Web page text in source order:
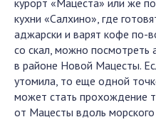
курорт «Мацеста» или же
кухни «Салхино», где
аджарски и варят кофе по-
со скал, можно посмотреть
в районе Новой Мацесты.
утомила, то еще одной
может стать прохождение
от Мацесты вдоль морского